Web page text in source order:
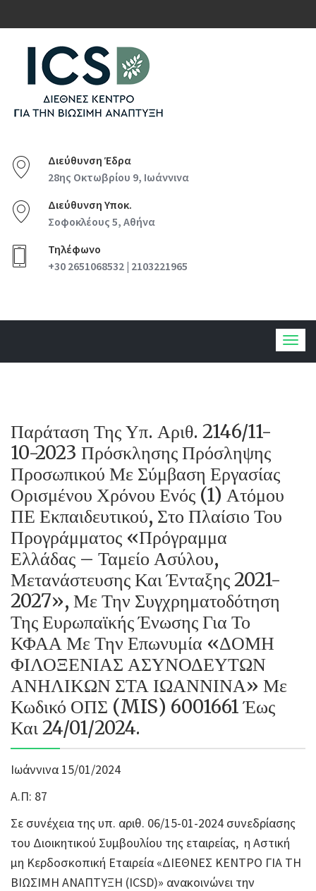
Διεύθυνση Έδρα
28ης Οκτωβρίου 9, Ιωάννινα
Διεύθυνση Υποκ.
Σοφοκλέους 5, Αθήνα
Τηλέφωνο
+30 2651068532 | 2103221965
Παράταση Της Υπ. Αριθ. 2146/11-
10-2023 Πρόσκλησης Πρόσληψης
Προσωπικού Με Σύμβαση Εργασίας
Ορισμένου Χρόνου Ενός (1) Ατόμου
ΠΕ Εκπαιδευτικού, Στο Πλαίσιο Του
Προγράμματος «Πρόγραμμα
Ελλάδας – Ταμείο Ασύλου,
Μετανάστευσης Και Ένταξης 2021-
2027», Με Την Συγχρηματοδότηση
Της Ευρωπαϊκής Ένωσης Για Το
ΚΦΑΑ Με Την Επωνυμία «ΔΟΜΗ
ΦΙΛΟΞΕΝΙΑΣ ΑΣΥΝΟΔΕΥΤΩΝ
ΑΝΗΛΙΚΩΝ ΣΤΑ ΙΩΑΝΝΙΝΑ» Με
Κωδικό ΟΠΣ (MIS) 6001661 Έως
Και 24/01/2024.
Ιωάννινα 15/01/2024
Α.Π: 87
Σε συνέχεια της υπ. αριθ. 06/15-01-2024 συνεδρίασης
του Διοικητικού Συμβουλίου της εταιρείας, η Αστική
μη Κερδοσκοπική Εταιρεία «ΔΙΕΘΝΕΣ ΚΕΝΤΡΟ ΓΙΑ ΤΗ
ΒΙΩΣΙΜΗ ΑΝΑΠΤΥΞΗ (ICSD)» ανακοινώνει την